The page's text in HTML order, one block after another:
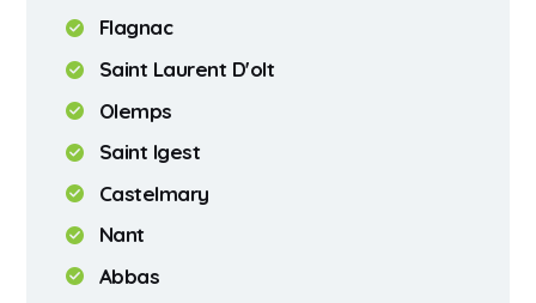
Flagnac
Saint Laurent D'olt
Olemps
Saint Igest
Castelmary
Nant
Abbas